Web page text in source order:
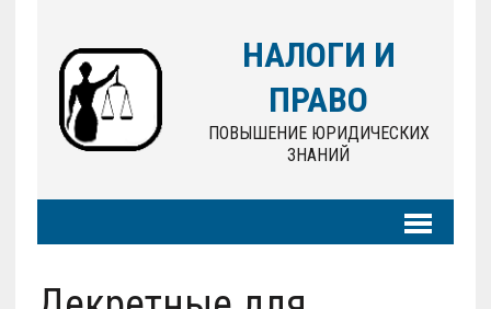
НАЛОГИ И
ПРАВО
ПОВЫШЕНИЕ ЮРИДИЧЕСКИХ
ЗНАНИЙ